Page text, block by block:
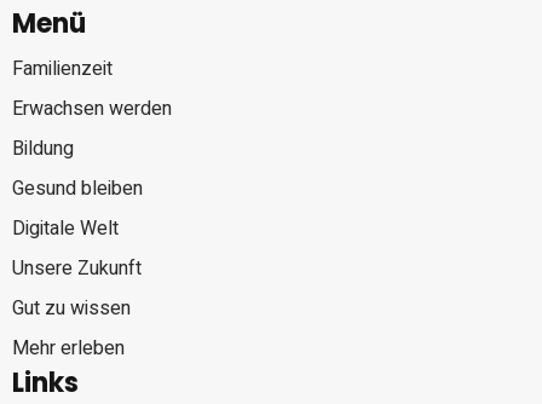
Menü
Familienzeit
Erwachsen werden
Bildung
Gesund bleiben
Digitale Welt
Unsere Zukunft
Gut zu wissen
Mehr erleben
Links